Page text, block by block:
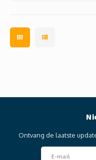
Ontvang de laatste